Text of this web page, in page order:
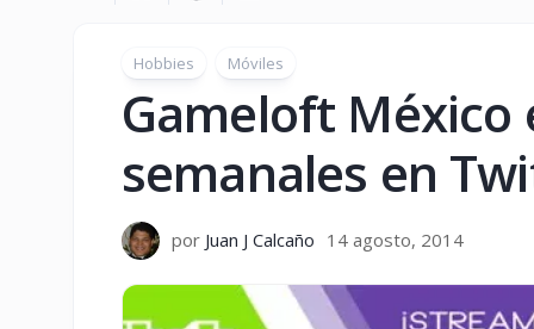
Hobbies Móviles
Gameloft
semanales en
por Juan J Calcaño 14 agosto, 2014